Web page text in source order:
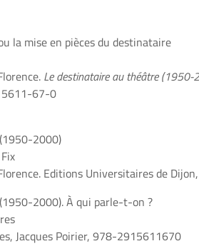
la mise en pièces du destinataire
Le destinataire au théâtre (1950-
67-0
2000)
Editions Universitaires de
2000). À qui parle-t-on ?
Jacques Poirier, 978-2915611670